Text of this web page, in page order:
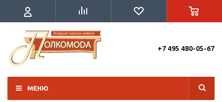
+7 495 480-05-67
МЕНЮ